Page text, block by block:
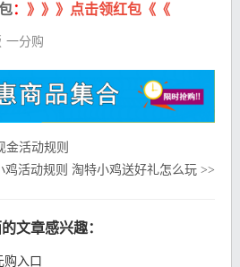
： 》》》点击领红包《《
一分购
活动规则
鸡活动规则 淘特小鸡送好礼怎么玩>>
文章感兴趣：
购入口